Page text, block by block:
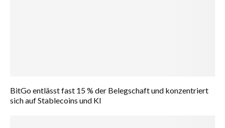
BitGo entlässt fast 15 % der Belegschaft und konzentriert
sich auf Stablecoins und KI